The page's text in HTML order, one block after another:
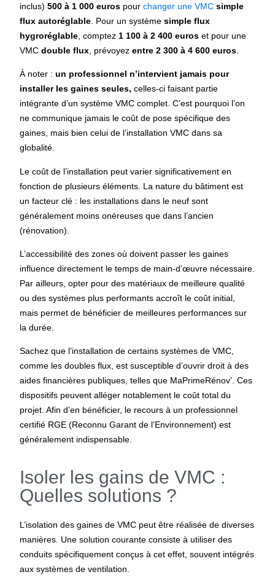
inclus)500 à 1 000 euros pourchanger une VMC simple
flux autoréglable . Pour un systèmesimple flux
hygroréglable , comptez 1 100 à 2 400 euros et pour une
VMCdouble flux , prévoyezentre 2 300 à 4 600 euros
À noter : un professionnel n’intervient jamais pour
installer les gaines seules,celles-ci faisant partie
intégrante d’un système VMC complet. C’est pourquoi l’on
ne communique jamais le coût de pose spécifique des
gaines, mais bien celui de l’installation VMC dans sa
globalité.
Le coût de l’installation peut varier significativement en
fonction de plusieurs éléments. La nature du bâtiment est
un facteur clé : les installations dans le neuf sont
généralement moins onéreuses que dans l’ancien
(rénovation).
L’accessibilité des zones où doivent passer les gaines
influence directement le temps de main-d’œuvre nécessaire.
Par ailleurs, opter pour des matériaux de meilleure qualité
ou des systèmes plus performants accroît le coût initial,
mais permet de bénéficier de meilleures performances sur
la durée.
Sachez que l’installation de certains systèmes de VMC,
comme les doubles flux, est susceptible d’ouvrir droit à des
aides financières publiques, telles que MaPrimeRénov’. Ces
dispositifs peuvent alléger notablement le coût total du
projet. Afin d’en bénéficier, le recours à un professionnel
certifié RGE (Reconnu Garant de l’Environnement) est
généralement indispensable.
Isoler les gains de VMC :
Quelles solutions ?
L’isolation des gaines de VMC peut être réalisée de diverses
manières. Une solution courante consiste à utiliser des
conduits spécifiquement conçus à cet effet, souvent intégrés
aux systèmes de ventilation.